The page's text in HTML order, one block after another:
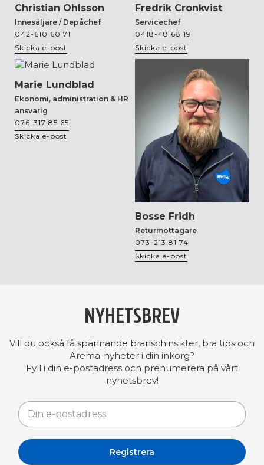
Christian Ohlsson
Innesäljare / Depåchef
042-610 60 71
Skicka e-post
Fredrik Cronkvist
Servicechef
0418-48 68 19
Skicka e-post
Marie Lundblad
Ekonomi, administration & HR
ansvarig
076-317 85 65
Skicka e-post
Bosse Fridh
Returmottagare
073-213 81 74
Skicka e-post
NYHETSBREV
Vill du också få spännande branschinsikter, bra tips och
Arema-nyheter i din inkorg?
Fyll i din e-postadress och prenumerera på vårt
nyhetsbrev!